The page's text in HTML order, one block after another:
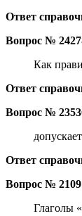
Ответ
Вопрос №
Как
Ответ
Вопрос №
Ответ
Вопрос №
Глаголы